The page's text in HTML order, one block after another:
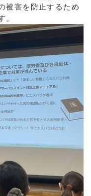
被害を防止するため
。